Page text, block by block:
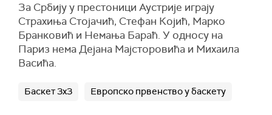
За Србију у престоници Аустрије играју
Страхиња Стојачић, Стефан Којић, Марко
Бранковић и Немања Бараћ. У односу на
Париз нема Дејана Мајсторовића и Михаила
Васића.
Баскет 3х3 Европско првенство у баскету